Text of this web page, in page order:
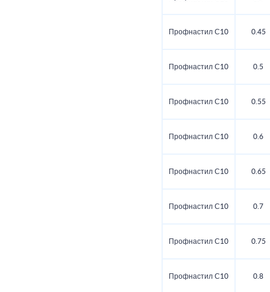
Профнастил С10 0.45
Профнастил С10 0.5
Профнастил С10 0.55
Профнастил С10 0.6
Профнастил С10 0.65
Профнастил С10 0.7
Профнастил С10 0.75
Профнастил С10 0.8